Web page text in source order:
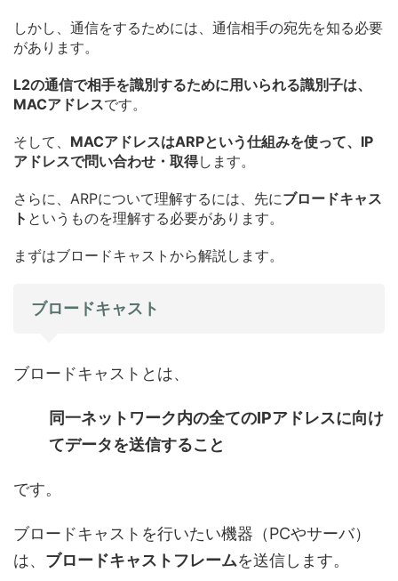
しかし、通信をするためには、通信相手の宛先を知る必要
があります。
L2の通信で相手を識別するために用いられる識別子は、
MACアドレスです。
そして、 MACアドレスはARPという仕組みを使って、IP
アドレスで問い合わせ・取得します。
さらに、ARPについて理解するには、先にブロードキャス
ト というものを理解する必要があります。
まずはブロードキャストから解説します。
ブロードキャスト
ブロードキャストとは、
同一ネットワーク内の全てのIPアドレスに向け
てデータを送信すること
です。
ブロードキャストを行いたい機器（PCやサーバ）
は、 ブロードキャストフレームを送信します。